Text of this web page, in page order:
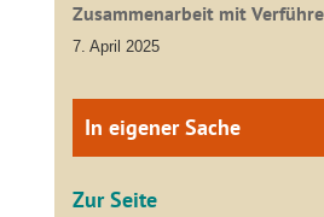
Zusammenarbeit mit
7. April 2025
In eigener Sache
Zur Seite